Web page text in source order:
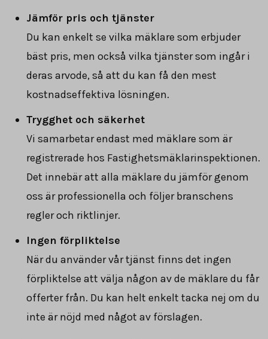
Jämför pris och tjänster
Du kan enkelt se vilka mäklare som erbjuder
bäst pris, men också vilka tjänster som ingår i
deras arvode, så att du kan få den mest
kostnadseffektiva lösningen.
Trygghet och säkerhet
Vi samarbetar endast med mäklare som är
registrerade hos Fastighetsmäklarinspektionen.
Det innebär att alla mäklare du jämför genom
oss är professionella och följer branschens
regler och riktlinjer.
Ingen förpliktelse
När du använder vår tjänst finns det ingen
förpliktelse att välja någon av de mäklare du får
offerter från. Du kan helt enkelt tacka nej om du
inte är nöjd med något av förslagen.